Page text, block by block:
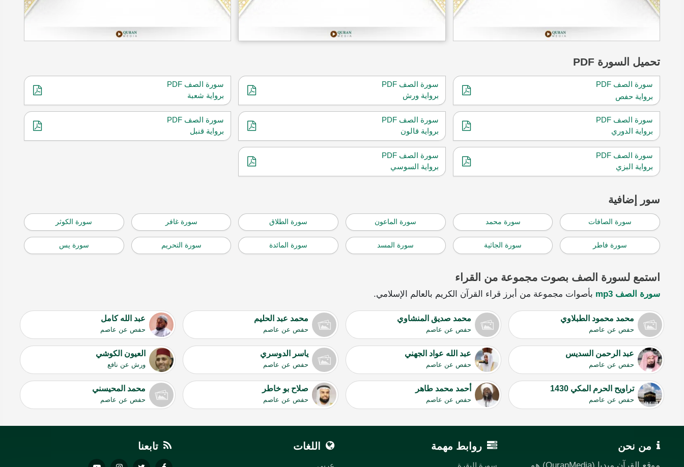
تحميل السورة PDF
سورة الصف PDF
برواية حفص
سورة الصف PDF
برواية ورش
سورة الصف PDF
برواية شعبة
سورة الصف PDF
برواية الدوري
سورة الصف PDF
برواية قالون
سورة الصف PDF
برواية قنبل
سورة الصف PDF
برواية البزي
سورة الصف PDF
برواية السوسي
سور إضافية
سورة الصافات سورة محمد سورة الماعون سورة الطلاق سورة غافر سورة الكوثر
سورة فاطر سورة الجاثية سورة المسد سورة المائدة سورة التحريم سورة يس
استمع لسورة الصف بصوت مجموعة من القراء
سورة الصف mp3 بأصوات مجموعة من أبرز قراء القرآن الكريم بالعالم الإسلامي.
محمد محمود الطبلاوي
حفص عن عاصم
محمد صديق المنشاوي
حفص عن عاصم
محمد عبد الحليم
حفص عن عاصم
عبد الله كامل
حفص عن عاصم
عبد الرحمن السديس
حفص عن عاصم
عبد الله عواد الجهني
حفص عن عاصم
ياسر الدوسري
حفص عن عاصم
العيون الكوشي
ورش عن نافع
تراويح الحرم المكي 1430
حفص عن عاصم
أحمد محمد طاهر
حفص عن عاصم
صلاح بو خاطر
حفص عن عاصم
محمد المحيسني
حفص عن عاصم
من نحن
موقع القرآن ميديا (QuranMedia) هو
روابط مهمة
سورة البقرة
اللغات
عربي
تابعنا